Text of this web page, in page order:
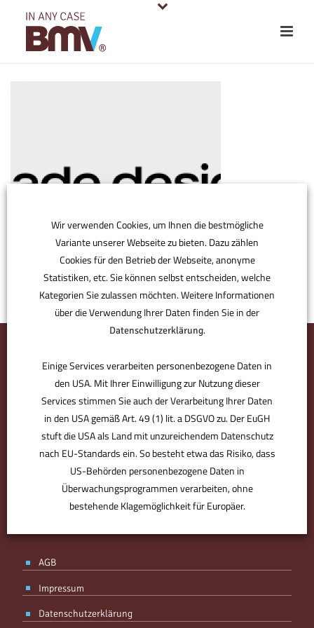
BMV ist der Bürodesigner. Der Partner für den perfekten Standort.
Derjenige, der Sie optimal ausstattet, individuell berät. Plant, was
für Sie zählt – von Anfang an. Ohne Kompromisse, aber mit
Know-how, Designgefühl und Erfahrung. Ihr Partner, mit Spaß an
AGB
Impressum
Datenschutzerklärung
Wir verwenden Cookies, um Ihnen die bestmögliche
Variante unserer Webseite zu bieten. Dazu zählen
Cookies für den Betrieb der Webseite, anonyme
Statistiken, etc. Sie können selbst entscheiden, welche
Kategorien Sie zulassen möchten. Weitere Informationen
über die Verwendung Ihrer Daten finden Sie in der
Datenschutzerklärung.
Einige Services verarbeiten personenbezogene Daten in
den USA. Mit Ihrer Einwilligung zur Nutzung dieser
Services stimmen Sie auch der Verarbeitung Ihrer Daten
in den USA gemäß Art. 49 (1) lit. a DSGVO zu. Der EuGH
stuft die USA als Land mit unzureichendem Datenschutz
nach EU-Standards ein. So besteht etwa das Risiko, dass
US-Behörden personenbezogene Daten in
Überwachungsprogrammen verarbeiten, ohne
bestehende Klagemöglichkeit für Europäer.